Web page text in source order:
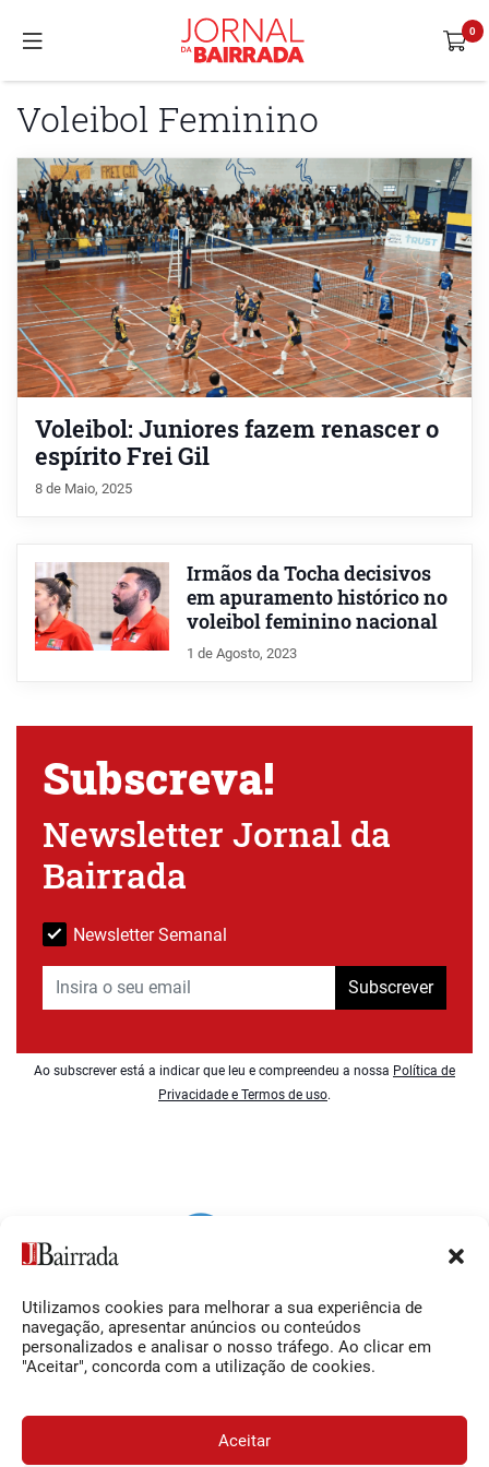
Utilizamos cookies para melhorar a sua experiência de
navegação, apresentar anúncios ou conteúdos
personalizados e analisar o nosso tráfego. Ao clicar em
"Aceitar", concorda com a utilização de cookies.
Aceitar
Voleibol Feminino
Voleibol: Juniores fazem renascer o
espírito Frei Gil
8 de Maio, 2025
Irmãos da Tocha decisivos
em apuramento histórico no
voleibol feminino nacional
1 de Agosto, 2023
Subscreva!
Newsletter Jornal da
Bairrada
Newsletter Semanal
Subscrever
Ao subscrever está a indicar que leu e compreendeu a nossa Política de
Privacidade e Termos de uso.
Siga-nos
Facebook
O Jornal da Bairrada
Contactos